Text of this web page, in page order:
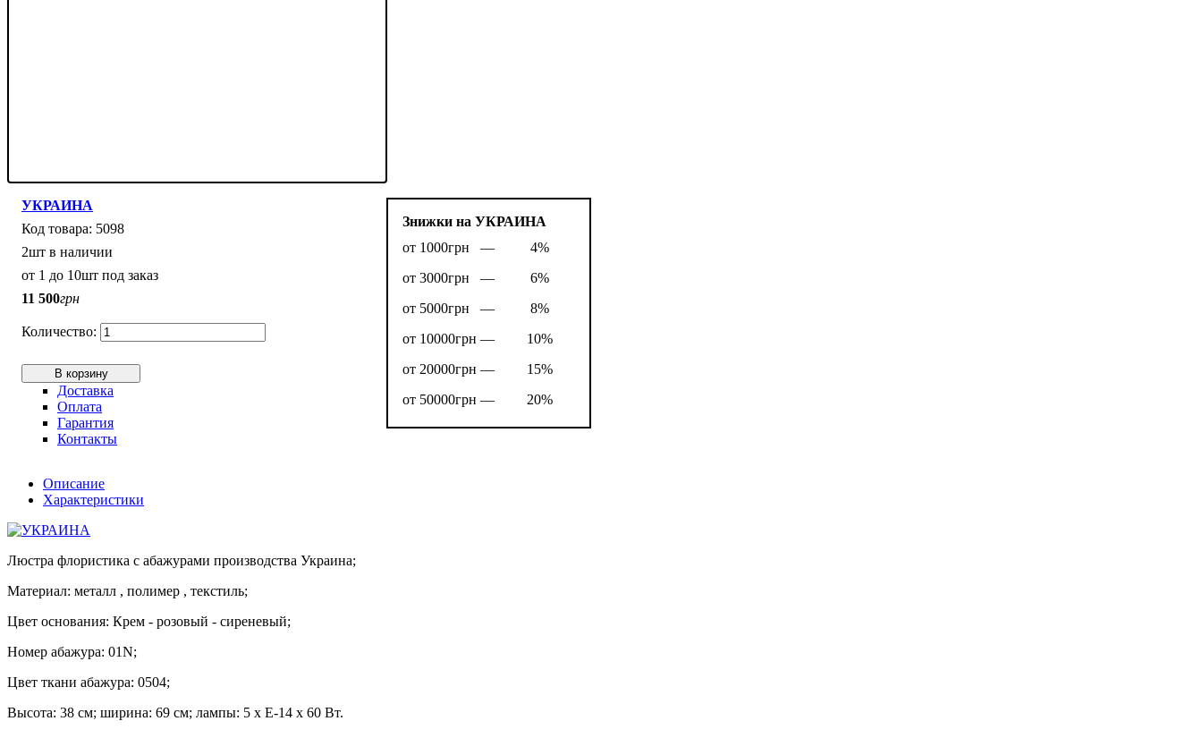
Знижки на УКРАИНА
от 1000грн —
4%
от 3000грн —
6%
от 5000грн —
8%
от 10000грн —
10%
от 20000грн —
15%
от 50000грн —
20%
УКРАИНА
5098
2шт в наличии
от 1 до 10шт под заказ
11 500грн
В корзину
Доставка
Оплата
Гарантия
Контакты
Описание
Характеристики
Люстра флористика с абажурами производства Украина;
Материал: металл , полимер , текстиль;
Цвет основания: Крем - розовый - сиреневый;
Номер абажура: 01N;
Цвет ткани абажура: 0504;
Высота: 38 см; ширина: 69 см; лампы: 5 х Е-14 х 60 Вт.